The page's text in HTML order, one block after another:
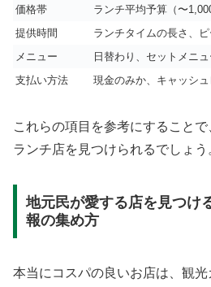
価格帯
ランチ平均予算（〜
提供時間
ランチタイムの長さ、
メニュー
日替わり、セットメニ
支払い方法
現金のみか、キャッシ
これらの項目を参考にすること
ランチ店を見つけられるでしょう
地元民が愛する店を見つけ
報の集め方
本当にコスパの良いお店は、観